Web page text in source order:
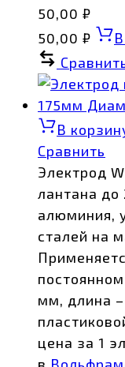
50,00 ₽
50,00 ₽
В
Сравнить
Электрод
лантана до
алюминия,
сталей на
мм, длина
цена за 1